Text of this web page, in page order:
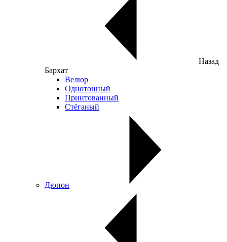
Назад
Бархат
Велюр
Однотонный
Принтованный
Стёганый
Дюпон